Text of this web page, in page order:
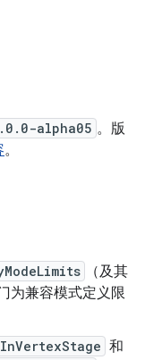
alpha05 。版
。
（及其
为兼容模式定义限
和